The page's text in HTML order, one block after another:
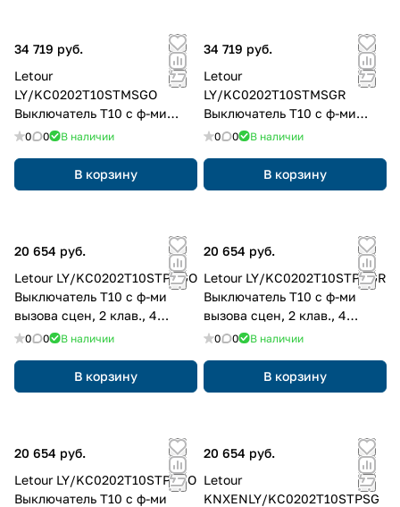
34 719 руб.
Letour
LY/KC0202T10STMSGO
Выключатель Т10 с ф-ми
вызова сцен, 2 клав., 4
0 0 В наличии
В корзину
34 719 руб.
Letour
LY/KC0202T10STMSGR
Выключатель Т10 с ф-ми
вызова сцен, 2 клав., 4
0 0 В наличии
В корзину
20 654 руб.
Letour LY/KC0202T10STPRGO
Выключатель Т10 с ф-ми
вызова сцен, 2 клав., 4
кнопки, пластик, закругл.,
0 0 В наличии
В корзину
20 654 руб.
Letour LY/KC0202T10STPRGR
Выключатель Т10 с ф-ми
вызова сцен, 2 клав., 4
кнопки, пластик, закругл.,
0 0 В наличии
В корзину
20 654 руб.
Letour LY/KC0202T10STPSGO
Выключатель Т10 с ф-ми
20 654 руб.
Letour
KNXENLY/KC0202T10STPSG